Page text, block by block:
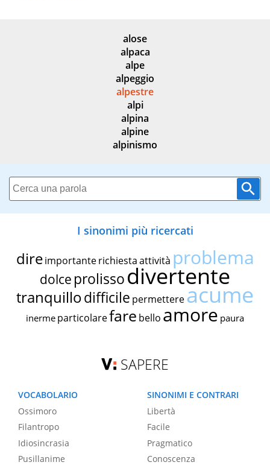
alose
alpaca
alpe
alpeggio
alpestre
alpi
alpina
alpine
alpinismo
I sinonimi più ricercati
dire importante richiestaattività problema
dolce prolissodivertente
tranquillodifficile permettereacume
inerme particolarefare bello amore paura
SAPERE
VOCABOLARIO
Ossimoro
Filantropo
Idiosincrasia
Pusillanime
SINONIMI E CONTRARI
Libertà
Facile
Pragmatico
Conoscenza